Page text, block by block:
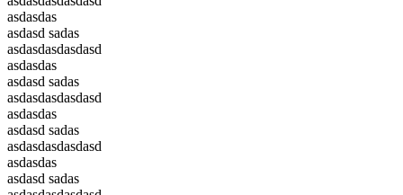
asdasdas
asdasd sadas
asdasdasdasdasd
asdasdas
asdasd sadas
asdasdasdasdasd
asdasdas
asdasd sadas
asdasdasdasdasd
asdasdas
asdasd sadas